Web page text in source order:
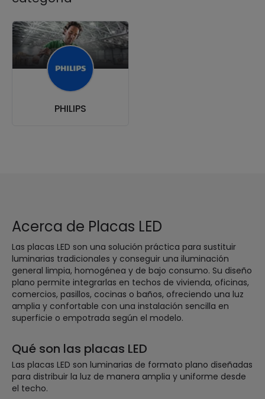
PHILIPS
Acerca de Placas LED
Las placas LED son una solución práctica para sustituir
luminarias tradicionales y conseguir una iluminación
general limpia, homogénea y de bajo consumo. Su diseño
plano permite integrarlas en techos de vivienda, oficinas,
comercios, pasillos, cocinas o baños, ofreciendo una luz
amplia y confortable con una instalación sencilla en
superficie o empotrada según el modelo.
Qué son las placas LED
Las placas LED son luminarias de formato plano diseñadas
para distribuir la luz de manera amplia y uniforme desde
el techo.